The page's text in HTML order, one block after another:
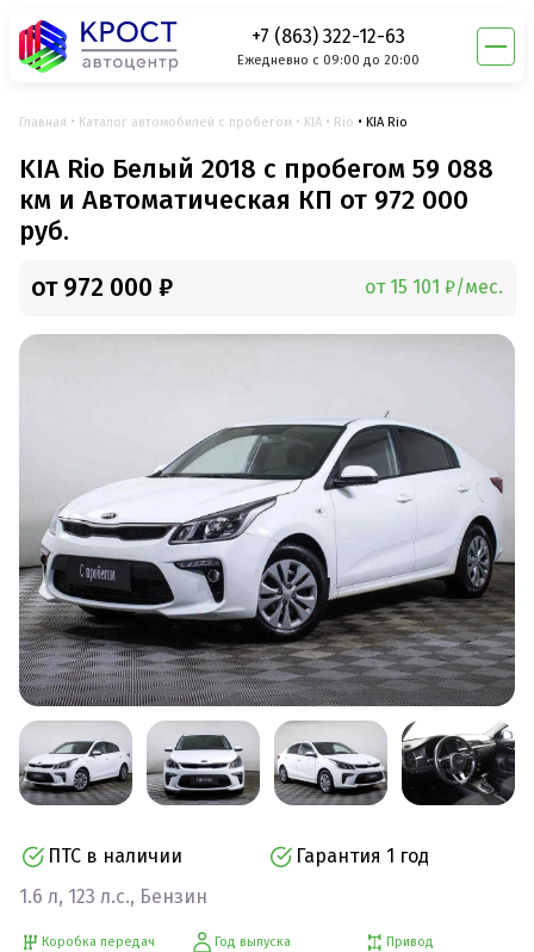
+7 (863) 322-12-63
Ежедневно с 09:00 до 20:00
Главная Каталог автомобилей с пробегом KIA Rio KIA Rio
KIA Rio Белый 2018 с пробегом 59 088
км и Автоматическая КП от 972 000
руб.
от 972 000 ₽ от 15 101 ₽/мес.
ПТС в наличии
Гарантия 1 год
1.6 л, 123 л.с., Бензин
Коробка передач Год выпуска Привод